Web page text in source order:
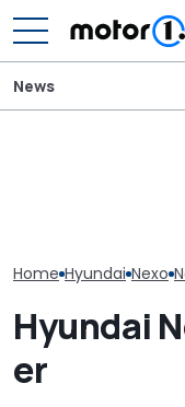
News
Home Hyundai Nexo
Hyundai
er